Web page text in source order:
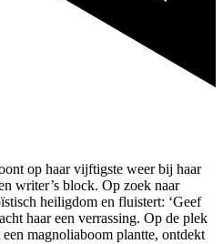
op haar vijftigste weer bij haar
writer’s block. Op zoek naar
heiligdom en fluistert: ‘Geef
haar een verrassing. Op de plek
magnoliaboom plantte, ontdekt